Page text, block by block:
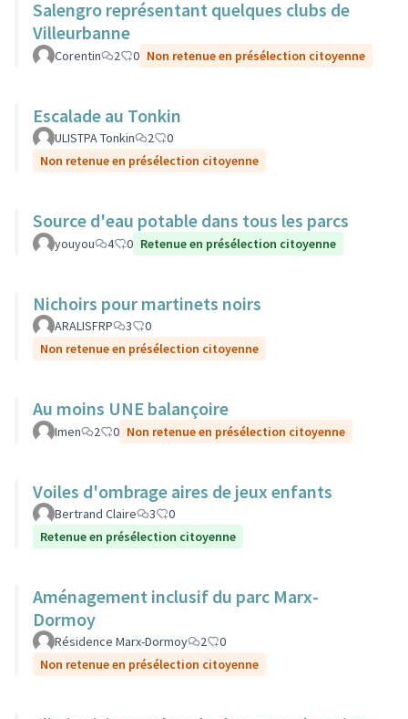
Salengro représentant quelques clubs de
Villeurbanne
Corentin 2 0 Non retenue en présélection citoyenne
Escalade au Tonkin
ULISTPA Tonkin 2
0
Non retenue en présélection citoyenne
Source d'eau potable dans tous les parcs
youyou 4 0 Retenue en présélection citoyenne
Nichoirs pour martinets noirs
ARALISFRP 3
0
Non retenue en présélection citoyenne
Au moins UNE balançoire
Imen 2 0 Non retenue en présélection citoyenne
Voiles d'ombrage aires de jeux enfants
Bertrand Claire 3
0
Retenue en présélection citoyenne
Aménagement inclusif du parc Marx-
Dormoy
Résidence Marx-Dormoy 2
0
Non retenue en présélection citoyenne